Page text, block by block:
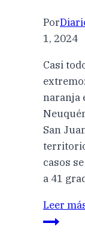
Por
1, 2024
Casi
naranja
San
casos
a 41
Leer